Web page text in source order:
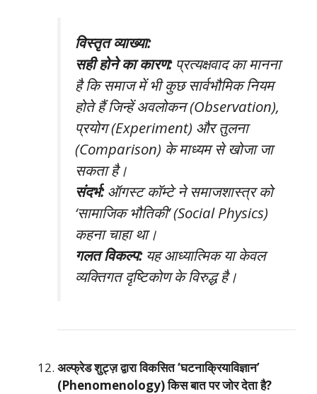
विस्तृत व्याख्या:
सही होने का कारण:प्रत्यक्षवाद का मानना
है कि समाज में भी कुछ सार्वभौमिक नियम
होते हैं जिन्हें अवलोकन (Observation),
प्रयोग (Experiment) और तुलना
(Comparison) के माध्यम से खोजा जा
सकता है।
संदर्भ:ऑगस्ट कॉम्टे ने समाजशास्त्र को
‘सामाजिक भौतिकी’ (Social Physics)
कहना चाहा था।
गलत विकल्प:यह आध्यात्मिक या केवल
व्यक्तिगत दृष्टिकोण के विरुद्ध है।
अल्फ्रेड शुट्ज़ द्वारा विकसित ‘घटनाक्रियाविज्ञान’
(Phenomenology) किस बात पर जोर देता है?